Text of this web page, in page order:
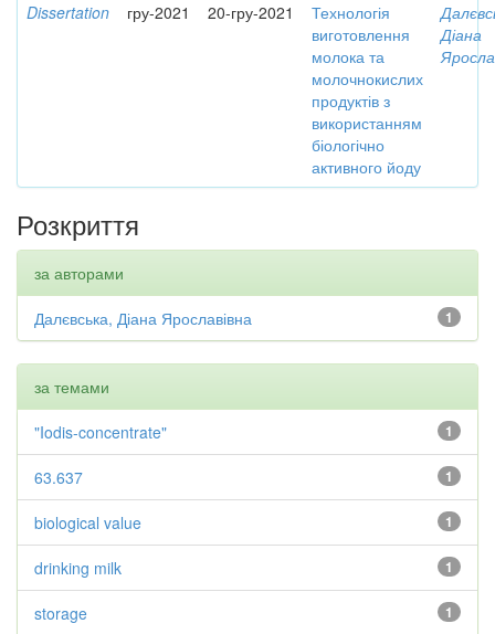
Dissertation гру-2021 20-гру-2021
Технологія
виготовлення
молока та
молочнокислих
продуктів з
використанням
біологічно
активного йоду
Діана
Розкриття
за авторами
1
Далєвська, Діана Ярославівна
за темами
1
"Iodis-concentrate"
1
63.637
1
biological value
1
drinking milk
1
storage